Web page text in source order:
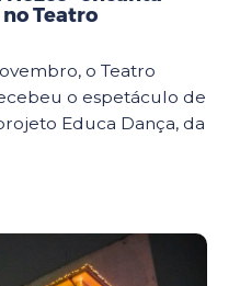
Teatro
o Teatro
o espetáculo de
Educa Dança, da